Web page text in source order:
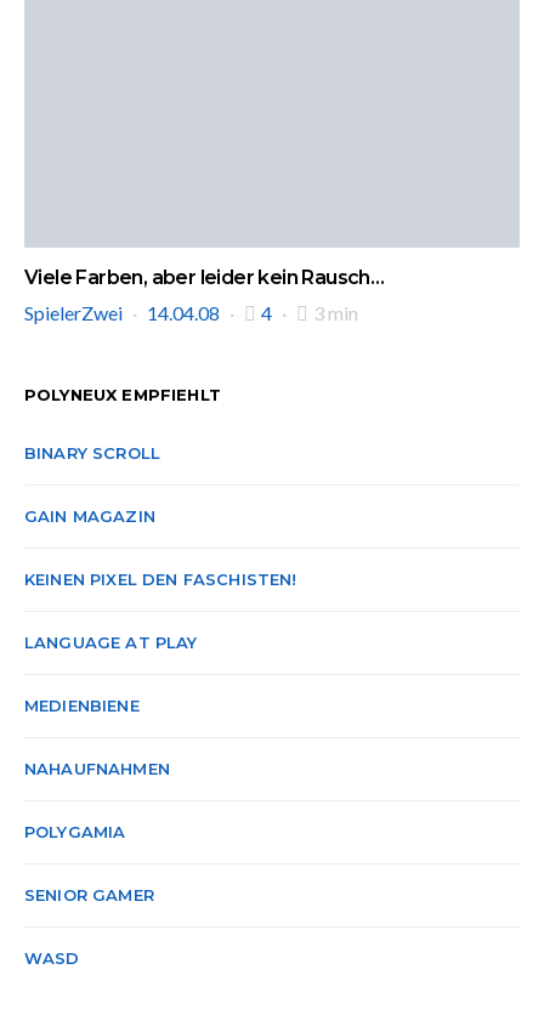
Viele Farben, aber leider kein Rausch…
SpielerZwei
14.04.08 4 3 min
POLYNEUX EMPFIEHLT
BINARY SCROLL
GAIN MAGAZIN
KEINEN PIXEL DEN FASCHISTEN!
LANGUAGE AT PLAY
MEDIENBIENE
NAHAUFNAHMEN
POLYGAMIA
SENIOR GAMER
WASD